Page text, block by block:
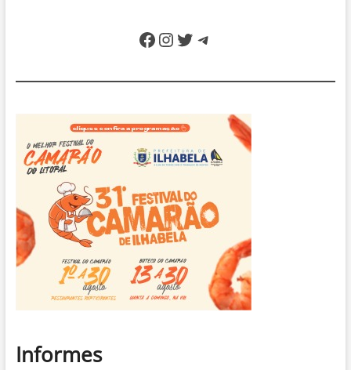
Facebook
Instagram
Twitter
Telegram
Informes